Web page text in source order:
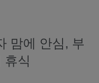
맘에 안심, 부
휴식